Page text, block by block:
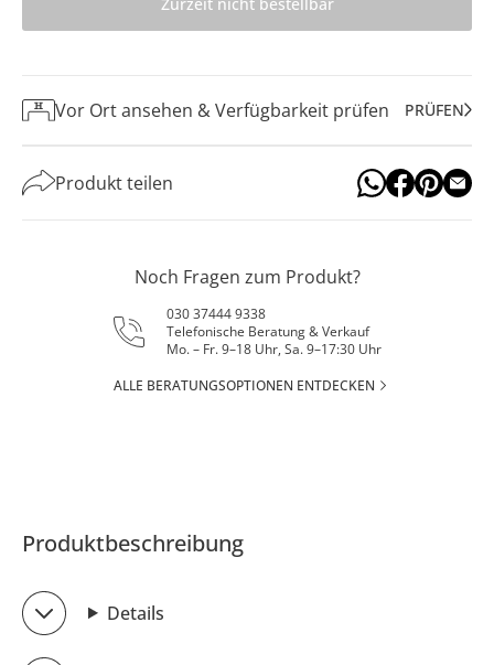
Zurzeit nicht bestellbar
Vor Ort ansehen & Verfügbarkeit prüfen PRÜFEN
Produkt teilen
Noch Fragen zum Produkt?
030 37444 9338
Telefonische Beratung & Verkauf
Mo. – Fr. 9–18 Uhr, Sa. 9–17:30 Uhr
ALLE BERATUNGSOPTIONEN ENTDECKEN
Produktbeschreibung
Details